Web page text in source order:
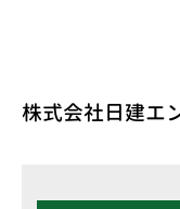
株式会社日建エ